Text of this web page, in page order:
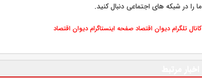
ما را در شبکه های اجتماعی دنبال کنید.
کانال تلگرام دیوان اقتصادصفحه اینستاگرام دیوان اقتصاد